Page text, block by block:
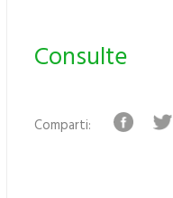
Consulte
Comparti: